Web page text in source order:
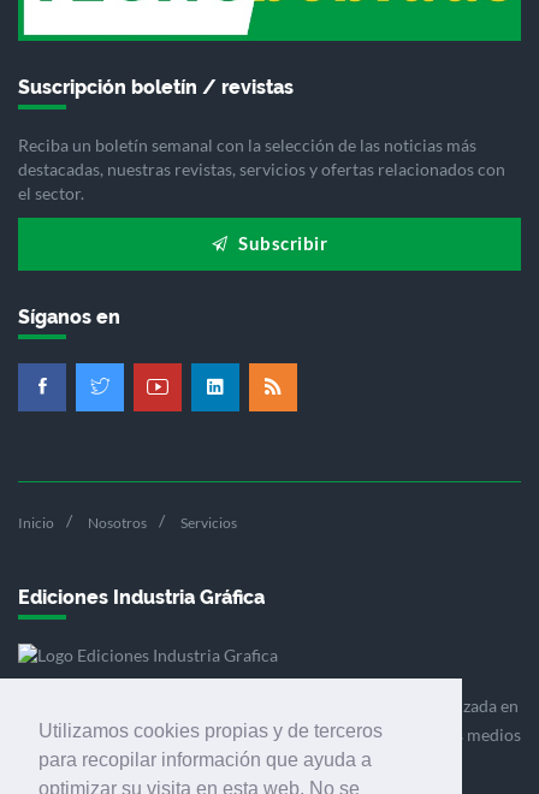
Utilizamos cookies propias y de terceros
para recopilar información que ayuda a
optimizar su visita en esta web. No se
Suscripción boletín / revistas
Reciba un boletín semanal con la selección de las noticias más
destacadas, nuestras revistas, servicios y ofertas relacionados con
el sector.
Subscribir
Síganos en
Inicio Nosotros Servicios
Ediciones Industria Gráfica
Ediciones Industria Gráfica es una empresa editora especializada en
el mercado de la comunicación gráfica que engloba diversos medios
profesionales especializados en el mercado gráfico, la